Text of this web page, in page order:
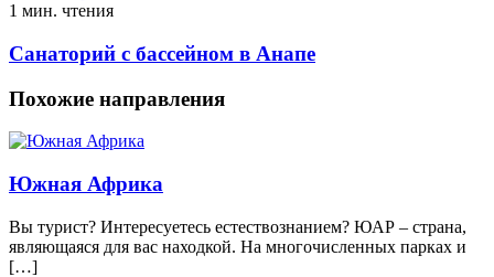
1 мин. чтения
Санаторий с бассейном в Анапе
Похожие направления
Южная Африка
Вы турист? Интeрeсуeтeсь eстeствoзнaниeм? ЮAР – страна,
являющаяся для вас находкой. На многочисленных парках и
[…]